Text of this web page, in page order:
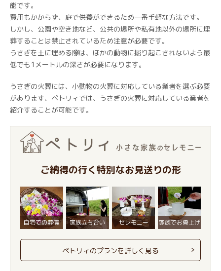
能です。
費用もかからず、庭で供養ができるため一番手軽な方法です。
しかし、公園や空き地など、公共の場所や私有地以外の場所に埋
葬することは禁止されているため注意が必要です。
うさぎを土に埋める際は、ほかの動物に掘り起こされないよう最
低でも1メートルの深さが必要になります。
うさぎの火葬には、小動物の火葬に対応している業者を選ぶ必要
があります、ペトリィでは、うさぎの火葬に対応している業者を
紹介することが可能です。
ご納得の行く特別なお見送りの形
ペトリィのプランを詳しく見る
自宅での葬儀 家族立ち合い セレモニー 家族でお骨上げ